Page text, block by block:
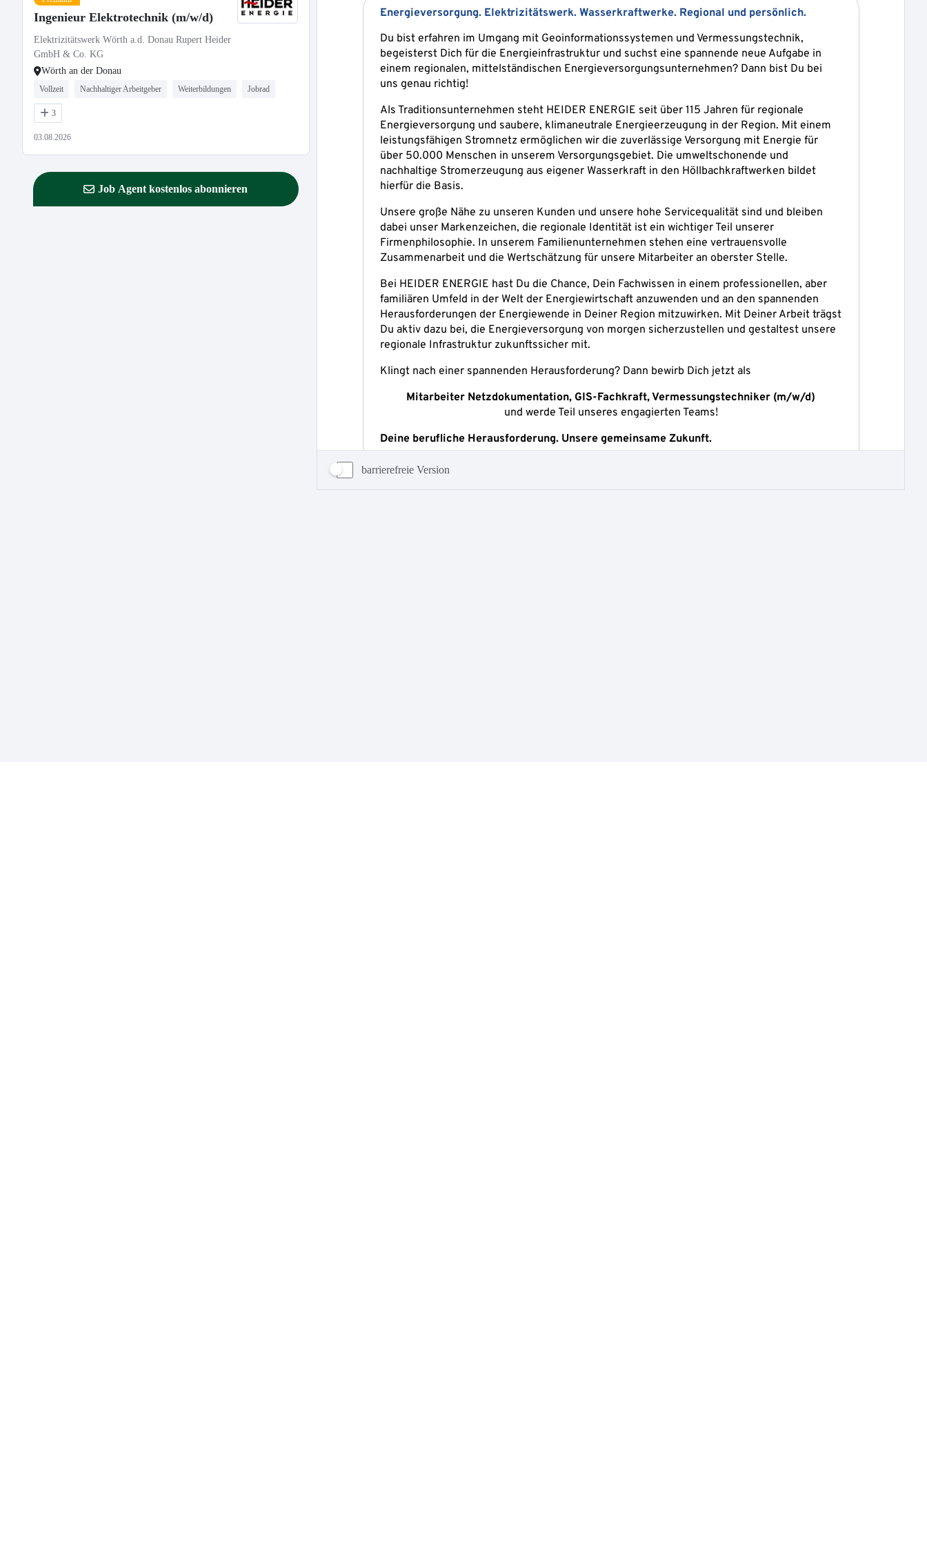
Ingenieur Elektrotechnik (m/w/d)
Elektrizitätswerk Wörth a.d. Donau Rupert Heider
GmbH & Co. KG
Wörth an der Donau
Vollzeit Nachhaltiger Arbeitgeber Weiterbildungen Jobrad
3
03.08.2026
Job Agent kostenlos abonnieren
barrierefreie Version